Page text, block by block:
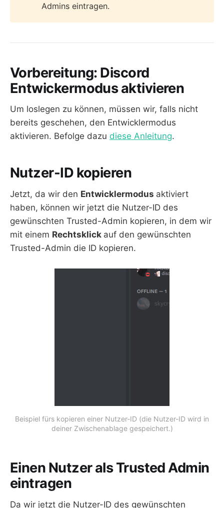
Admins eintragen.
Vorbereitung: Discord
Entwickermodus aktivieren
Um loslegen zu können, müssen wir, falls nicht
bereits geschehen, den Entwicklermodus
aktivieren. Befolge dazu diese Anleitung.
Nutzer-ID kopieren
Jetzt, da wir den Entwicklermodus aktiviert
haben, können wir jetzt die Nutzer-ID des
gewünschten Trusted-Admin kopieren, in dem wir
mit einem Rechtsklick auf den gewünschten
Trusted-Admin die ID kopieren.
Beispiel fürs kopieren einer Nutzer-ID (die Nutzer-ID wird in
deiner Zwischenablage gespeichert.)
Einen Nutzer als Trusted Admin
eintragen
Da wir jetzt die Nutzer-ID des gewünschten